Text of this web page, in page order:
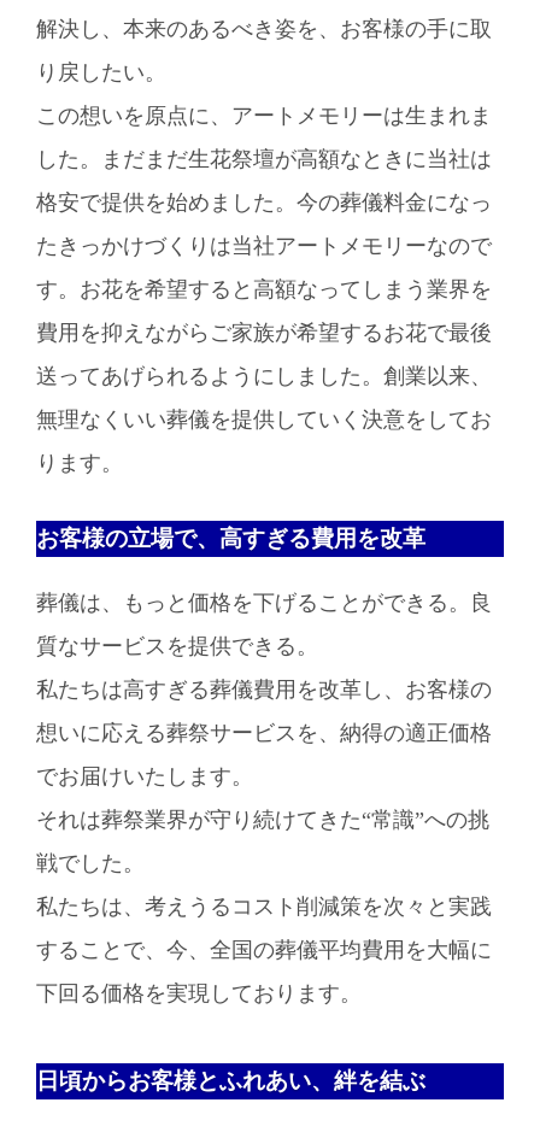
解決し、本来のあるべき姿を、お客様の手に取
り戻したい。
この想いを原点に、アートメモリーは生まれま
した。まだまだ生花祭壇が高額なときに当社は
格安で提供を始めました。今の葬儀料金になっ
たきっかけづくりは当社アートメモリーなので
す。お花を希望すると高額なってしまう業界を
費用を抑えながらご家族が希望するお花で最後
送ってあげられるようにしました。創業以来、
無理なくいい葬儀を提供していく決意をしてお
ります。
お客様の立場で、高すぎる費用を改革
葬儀は、もっと価格を下げることができる。良
質なサービスを提供できる。
私たちは高すぎる葬儀費用を改革し、お客様の
想いに応える葬祭サービスを、納得の適正価格
でお届けいたします。
それは葬祭業界が守り続けてきた“常識”への挑
戦でした。
私たちは、考えうるコスト削減策を次々と実践
することで、今、全国の葬儀平均費用を大幅に
下回る価格を実現しております。
日頃からお客様とふれあい、絆を結ぶ